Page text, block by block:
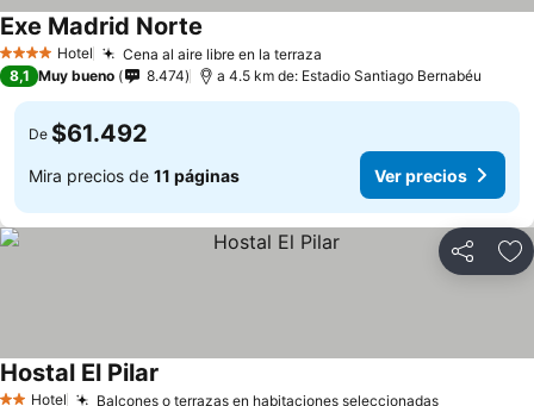
4 EstrellasHotel Cena al aire libre en la terraza
Exe Madrid Norte
8,1 Muy bueno 8.474 a 4.5 km de: Estadio Santiago Bernabéu
De $61.492
Mira precios de 11 páginas Ver precios
Compartir
Hotel Balcones o terrazas en habitaciones seleccionadas
Hostal El Pilar